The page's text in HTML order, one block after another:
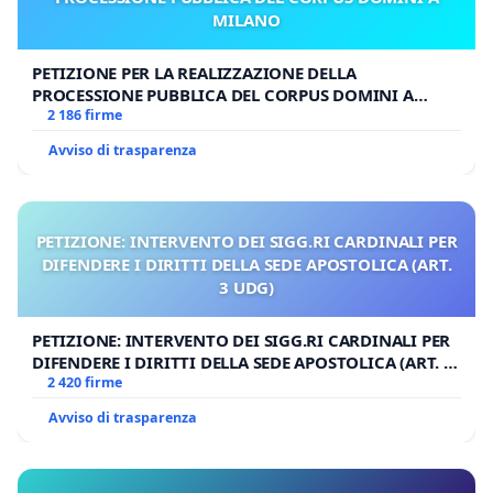
MILANO
PETIZIONE PER LA REALIZZAZIONE DELLA
PROCESSIONE PUBBLICA DEL CORPUS DOMINI A
MILANO
2 186 firme
Avviso di trasparenza
PETIZIONE: INTERVENTO DEI SIGG.RI CARDINALI PER
DIFENDERE I DIRITTI DELLA SEDE APOSTOLICA (ART.
3 UDG)
PETIZIONE: INTERVENTO DEI SIGG.RI CARDINALI PER
DIFENDERE I DIRITTI DELLA SEDE APOSTOLICA (ART. 3
UDG)
2 420 firme
Avviso di trasparenza